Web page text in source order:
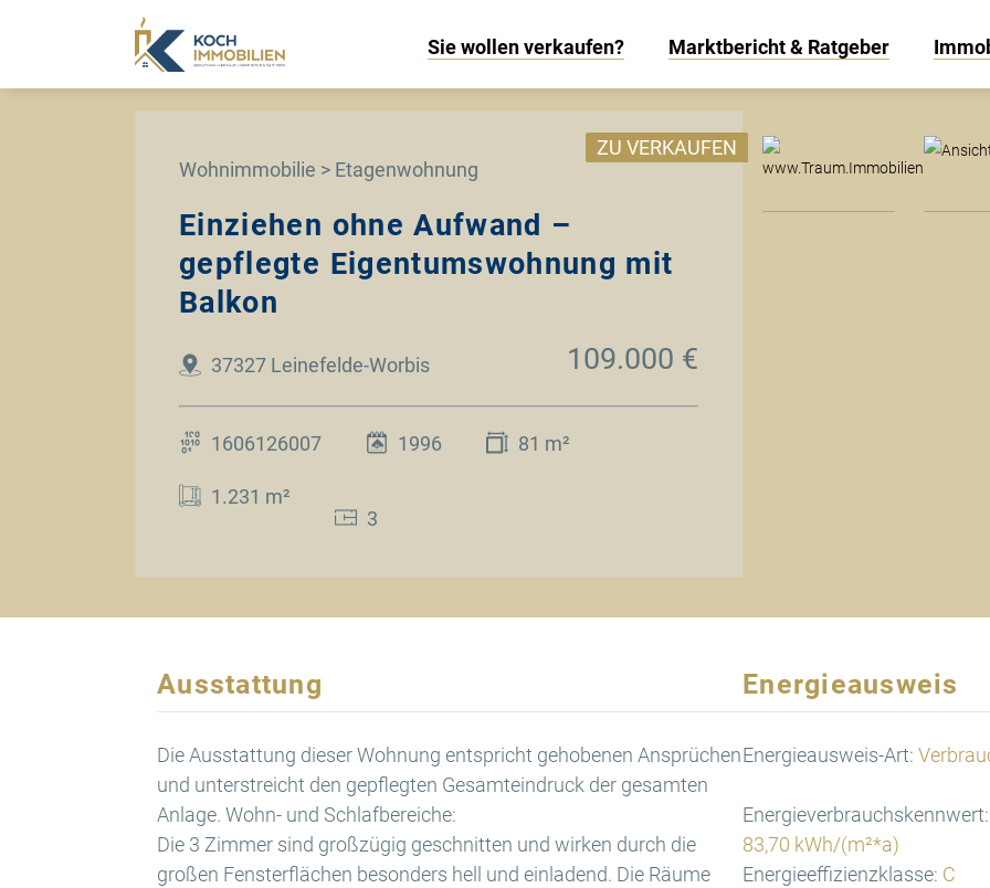
Sie wollen verkaufen? Marktbericht & Ratgeber
Wohnimmobilie > Etagenwohnung
ZU VERKAUFEN
Einziehen ohne Aufwand –
gepflegte Eigentumswohnung mit
Balkon
37327 Leinefelde-Worbis 109.000 €
1606126007 1996 81 m²
1.231 m²
3
Ausstattung
Die Ausstattung dieser Wohnung entspricht gehobenen Ansprüchen
und unterstreicht den gepflegten Gesamteindruck der gesamten
Anlage. Wohn- und Schlafbereiche:
Die 3 Zimmer sind großzügig geschnitten und wirken durch die
großen Fensterflächen besonders hell und einladend. Die Räume
Energieausweis
Energieausweis-Art:
Energieverbrauchskennwert:
83,70 kWh/(m²*a)
Energieeffizienzklasse: C